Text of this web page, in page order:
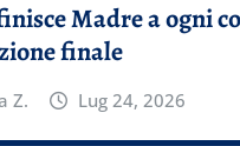
Madre a ogni
finale
Z. Lug 24, 2026